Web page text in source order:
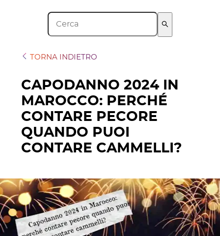
TORNA INDIETRO
CAPODANNO 2024 IN
MAROCCO: PERCHÉ
CONTARE PECORE
QUANDO PUOI
CONTARE CAMMELLI?